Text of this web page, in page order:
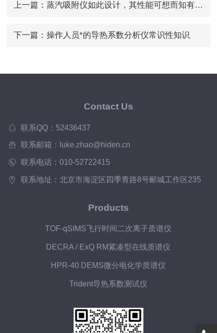
上一篇： 蒸汽吸附仪如此设计，其性能可想而知有多优异！
下一篇： 操作人员*的导热系数分析仪常识性知识
Contact Us
联系QQ：52436437
联系邮箱：luke.zhao@hiden.cn
联系电话：010-52722415
联系地址：北京市海淀区四季青路8号郦城工作区235
Products
TOF-qSIMS飞行时间二次离子质谱仪
DECRA / ExQ RM紧凑型在线质谱仪
HPR-40 DEMS微分电化学质谱仪
Trident导热系数测试仪